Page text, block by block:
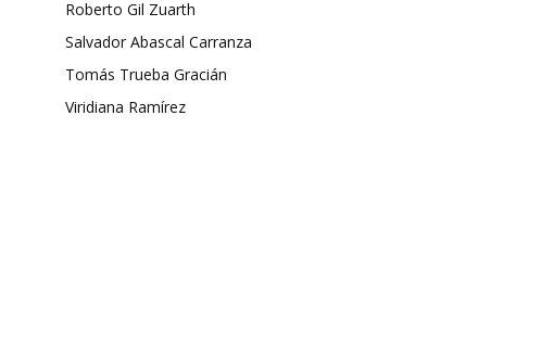
Roberto Gil Zuarth
Salvador Abascal Carranza
Tomás Trueba Gracián
Viridiana Ramírez